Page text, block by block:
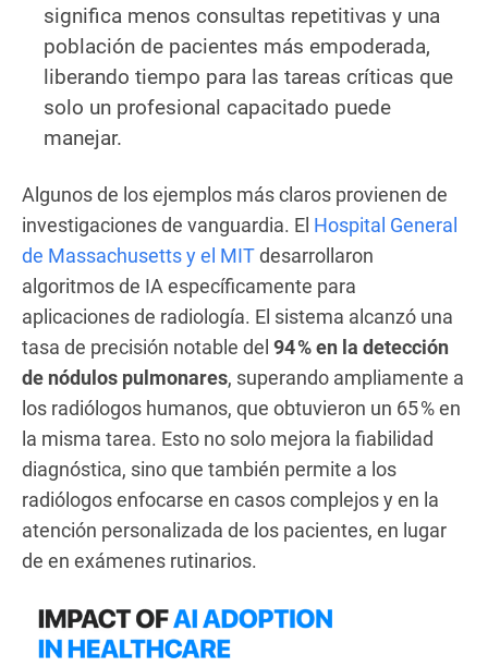
significa menos consultas repetitivas y una
población de pacientes más empoderada,
liberando tiempo para las tareas críticas que
solo un profesional capacitado puede
manejar.
Algunos de los ejemplos más claros provienen de
investigaciones de vanguardia. El Hospital General
de Massachusetts y el MITdesarrollaron
algoritmos de IA específicamente para
aplicaciones de radiología. El sistema alcanzó una
tasa de precisión notable del 94 % en la detección
de nódulos pulmonares, superando ampliamente a
los radiólogos humanos, que obtuvieron un 65 % en
la misma tarea. Esto no solo mejora la fiabilidad
diagnóstica, sino que también permite a los
radiólogos enfocarse en casos complejos y en la
atención personalizada de los pacientes, en lugar
de en exámenes rutinarios.